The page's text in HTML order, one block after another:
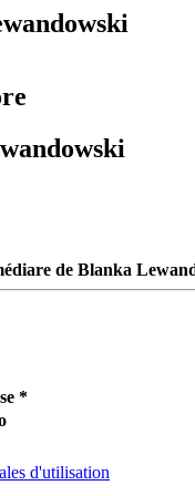
de Blanka
*
d'utilisation